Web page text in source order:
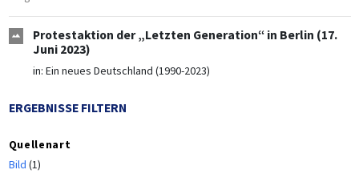
Protestaktion der „Letzten Generation“ in Berlin (17.
Juni 2023)
in: Ein neues Deutschland (1990-2023)
ERGEBNISSE FILTERN
Quellenart
Bild (1)